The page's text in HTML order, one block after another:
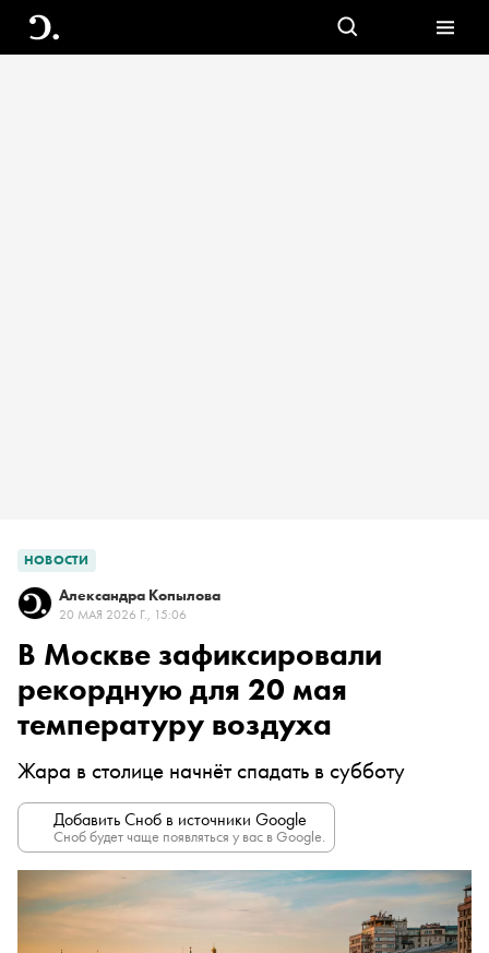
НОВОСТИ
Александра Копылова
20 МАЯ 2026 Г., 15:06
В Москве зафиксировали
рекордную для 20 мая
температуру воздуха
Жара в столице начнёт спадать в субботу
Добавить Сноб в источники Google
Сноб будет чаще появляться у вас в Google.